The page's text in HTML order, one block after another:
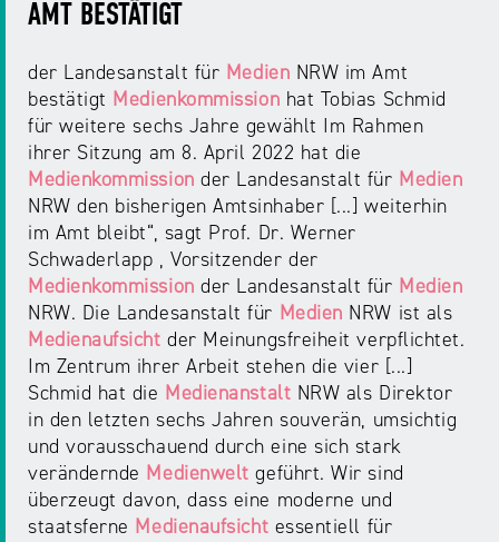
AMT BESTÄTIGT
der Landesanstalt für Medien NRW im Amt
bestätigt Medienkommission hat Tobias Schmid
für weitere sechs Jahre gewählt Im Rahmen
ihrer Sitzung am 8. April 2022 hat die
Medienkommission der Landesanstalt für Medien
NRW den bisherigen Amtsinhaber [...] weiterhin
im Amt bleibt“, sagt Prof. Dr. Werner
Schwaderlapp , Vorsitzender der
Medienkommission der Landesanstalt für Medien
NRW. Die Landesanstalt für Medien NRW ist als
Medienaufsicht der Meinungsfreiheit verpflichtet.
Im Zentrum ihrer Arbeit stehen die vier [...]
Schmid hat die Medienanstalt NRW als Direktor
in den letzten sechs Jahren souverän, umsichtig
und vorausschauend durch eine sich stark
verändernde Medienwelt geführt. Wir sind
überzeugt davon, dass eine moderne und
staatsferne Medienaufsicht essentiell für